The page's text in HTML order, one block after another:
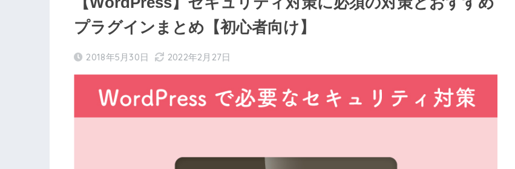
プラグインまとめ【初心者向け】
2018年5月30日 2022年2月27日